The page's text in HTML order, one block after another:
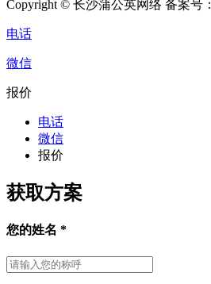
Copyright © 长沙蒲公英网络 备案号：
电话
微信
报价
电话
微信
报价
获取方案
您的姓名 *